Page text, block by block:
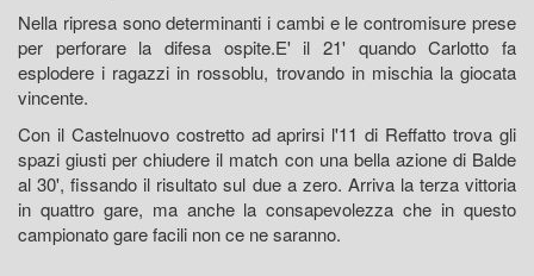
Nella ripresa sono determinanti i cambi e le contromisure prese
per perforare la difesa ospite.E' il 21' quando Carlotto fa
esplodere i ragazzi in rossoblu, trovando in mischia la giocata
vincente.
Con il Castelnuovo costretto ad aprirsi l'11 di Reffatto trova gli
spazi giusti per chiudere il match con una bella azione di Balde
al 30', fissando il risultato sul due a zero. Arriva la terza vittoria
in quattro gare, ma anche la consapevolezza che in questo
campionato gare facili non ce ne saranno.